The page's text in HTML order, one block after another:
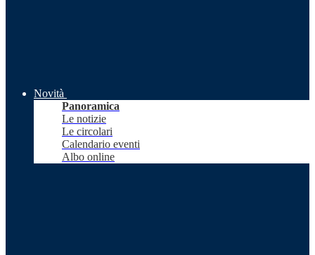
Novità
Panoramica
Le notizie
Le circolari
Calendario eventi
Albo online